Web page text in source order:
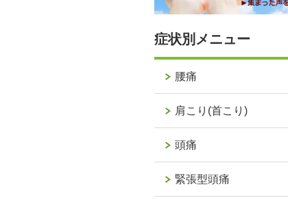
症状別メニュー
腰痛
肩こり(首こり)
頭痛
緊張型頭痛